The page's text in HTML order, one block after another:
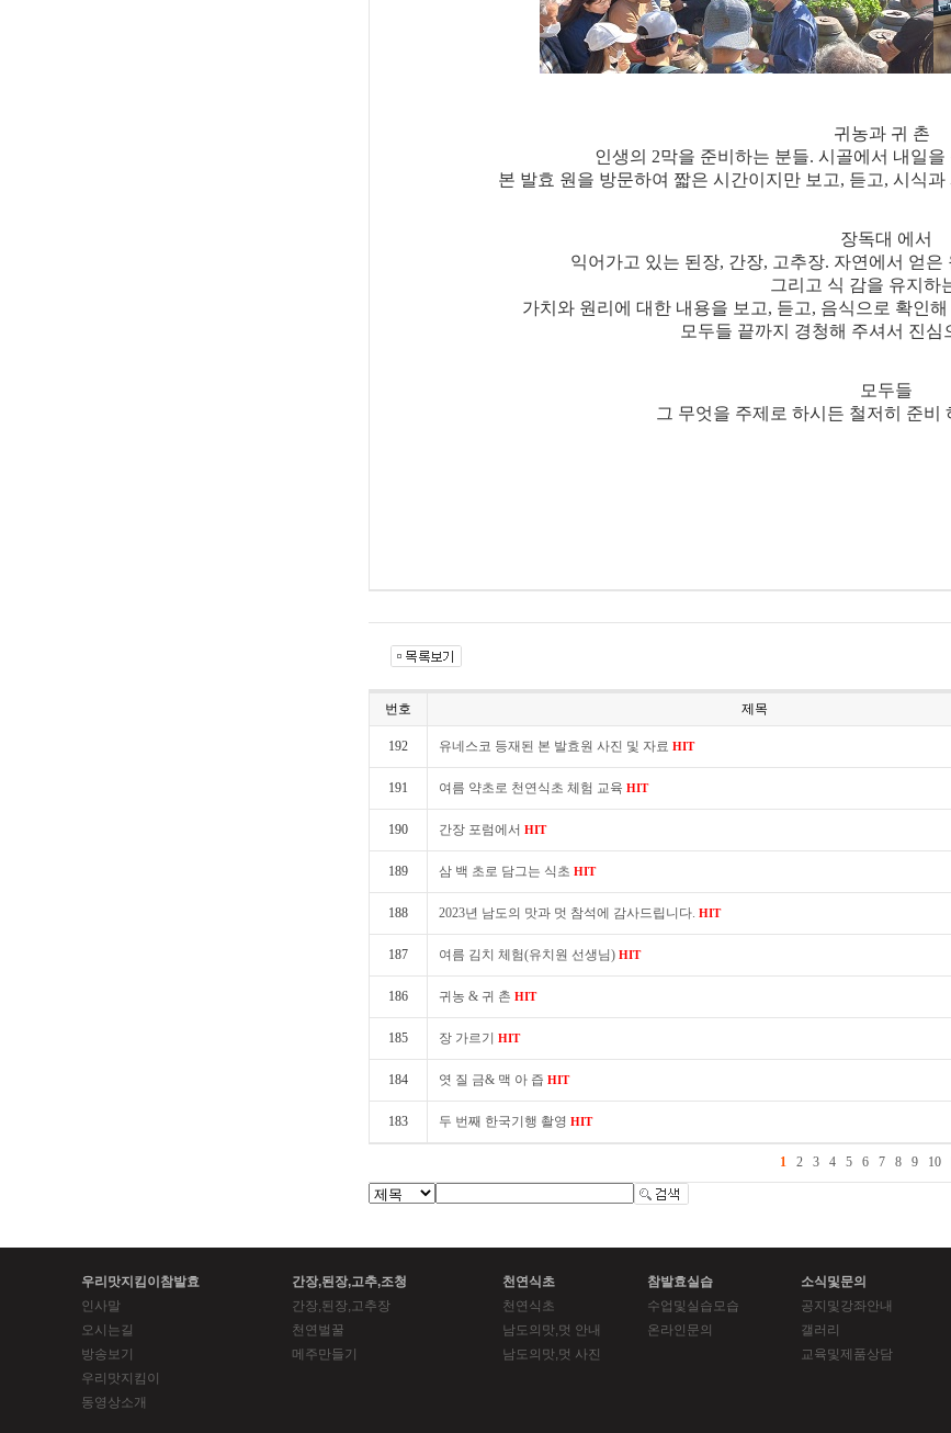
귀농과 귀 촌
인생의 2막을 준비하는 분들. 시골에서 내일
본 발효 원을 방문하여 짧은 시간이지만 보고, 듣고, 시식
장독대 에서
익어가고 있는 된장, 간장, 고추장. 자연에서 얻
그리고 식 감을 유지하
가치와 원리에 대한 내용을 보고, 듣고, 음식으로 확인
모두들 끝까지 경청해 주셔서 진심
모두들
그 무엇을 주제로 하시든 철저히 준비
번호 제목
192 유네스코 등재된 본 발효원 사진 및 자료 HIT
191 여름 약초로 천연식초 체험 교육 HIT
190 간장 포럼에서 HIT
189 삼 백 초로 담그는 식초 HIT
188 2023년 남도의 맛과 멋 참석에 감사드립니다. HIT
187 여름 김치 체험(유치원 선생님) HIT
186 귀농 & 귀 촌 HIT
185 장 가르기 HIT
184 엿 질 금& 맥 아 즙 HIT
183 두 번째 한국기행 촬영 HIT
1 2 3 4 5 6 7 8 9 10
우리맛지킴이참발효
인사말
오시는길
방송보기
우리맛지킴이
동영상소개
간장,된장,고추,조청
간장,된장,고추장
천연벌꿀
메주만들기
천연식초
천연식초
남도의맛,멋 안내
남도의맛,멋 사진
참발효실습
수업및실습모습
온라인문의
소식및문의
공지및강좌안내
갤러리
교육및제품상담